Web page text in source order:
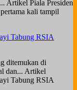
Artikel Piala Presiden
kali tampil
Tabung RSIA
ditemukan di
dan... Artikel
Tabung RSIA